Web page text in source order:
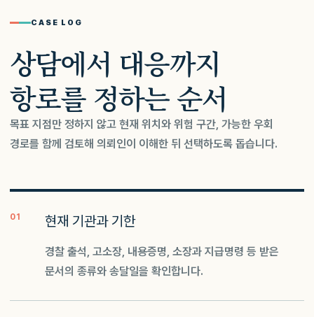
CASE LOG
상담에서 대응까지
항로를 정하는 순서
목표 지점만 정하지 않고 현재 위치와 위험 구간, 가능한 우회
경로를 함께 검토해 의뢰인이 이해한 뒤 선택하도록 돕습니다.
01 현재 기관과 기한
경찰 출석, 고소장, 내용증명, 소장과 지급명령 등 받은
문서의 종류와 송달일을 확인합니다.